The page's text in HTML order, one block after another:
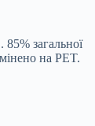
. 85% загальної
на PET.